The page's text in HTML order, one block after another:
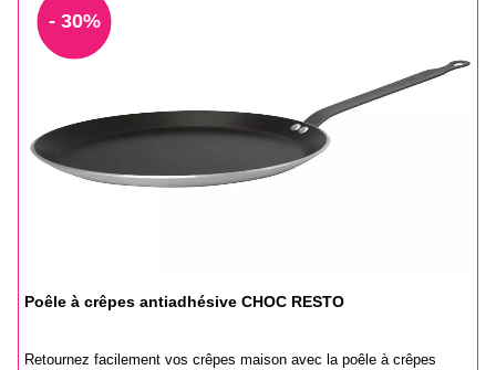
- 30%
Poêle à crêpes antiadhésive CHOC RESTO
Retournez facilement vos crêpes maison avec la poêle à crêpes